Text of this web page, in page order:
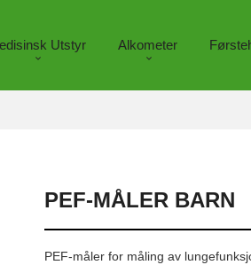
Utstyr Alkometer
PEF-MÅLER BARN
PEF-måler for måling av